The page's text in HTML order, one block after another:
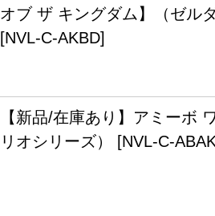
オブ ザ キングダム】（ゼル
[NVL-C-AKBD]
【新品/在庫あり】アミーボ
リオシリーズ） [NVL-C-